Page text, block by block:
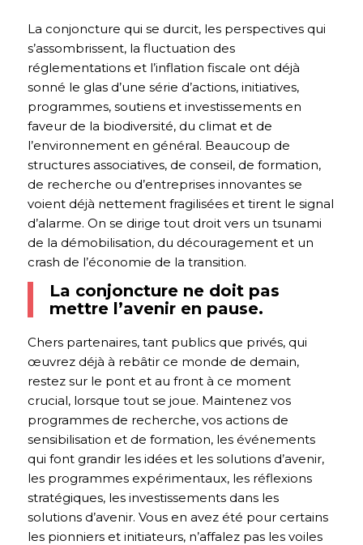
La conjoncture qui se durcit, les perspectives qui
s’assombrissent, la fluctuation des
réglementations et l’inflation fiscale ont déjà
sonné le glas d’une série d’actions, initiatives,
programmes, soutiens et investissements en
faveur de la biodiversité, du climat et de
l’environnement en général. Beaucoup de
structures associatives, de conseil, de formation,
de recherche ou d’entreprises innovantes se
voient déjà nettement fragilisées et tirent le signal
d’alarme. On se dirige tout droit vers un tsunami
de la démobilisation, du découragement et un
crash de l’économie de la transition.
La conjoncture ne doit pas
mettre l’avenir en pause.
Chers partenaires, tant publics que privés, qui
œuvrez déjà à rebâtir ce monde de demain,
restez sur le pont et au front à ce moment
crucial, lorsque tout se joue. Maintenez vos
programmes de recherche, vos actions de
sensibilisation et de formation, les événements
qui font grandir les idées et les solutions d’avenir,
les programmes expérimentaux, les réflexions
stratégiques, les investissements dans les
solutions d’avenir. Vous en avez été pour certains
les pionniers et initiateurs, n’affalez pas les voiles